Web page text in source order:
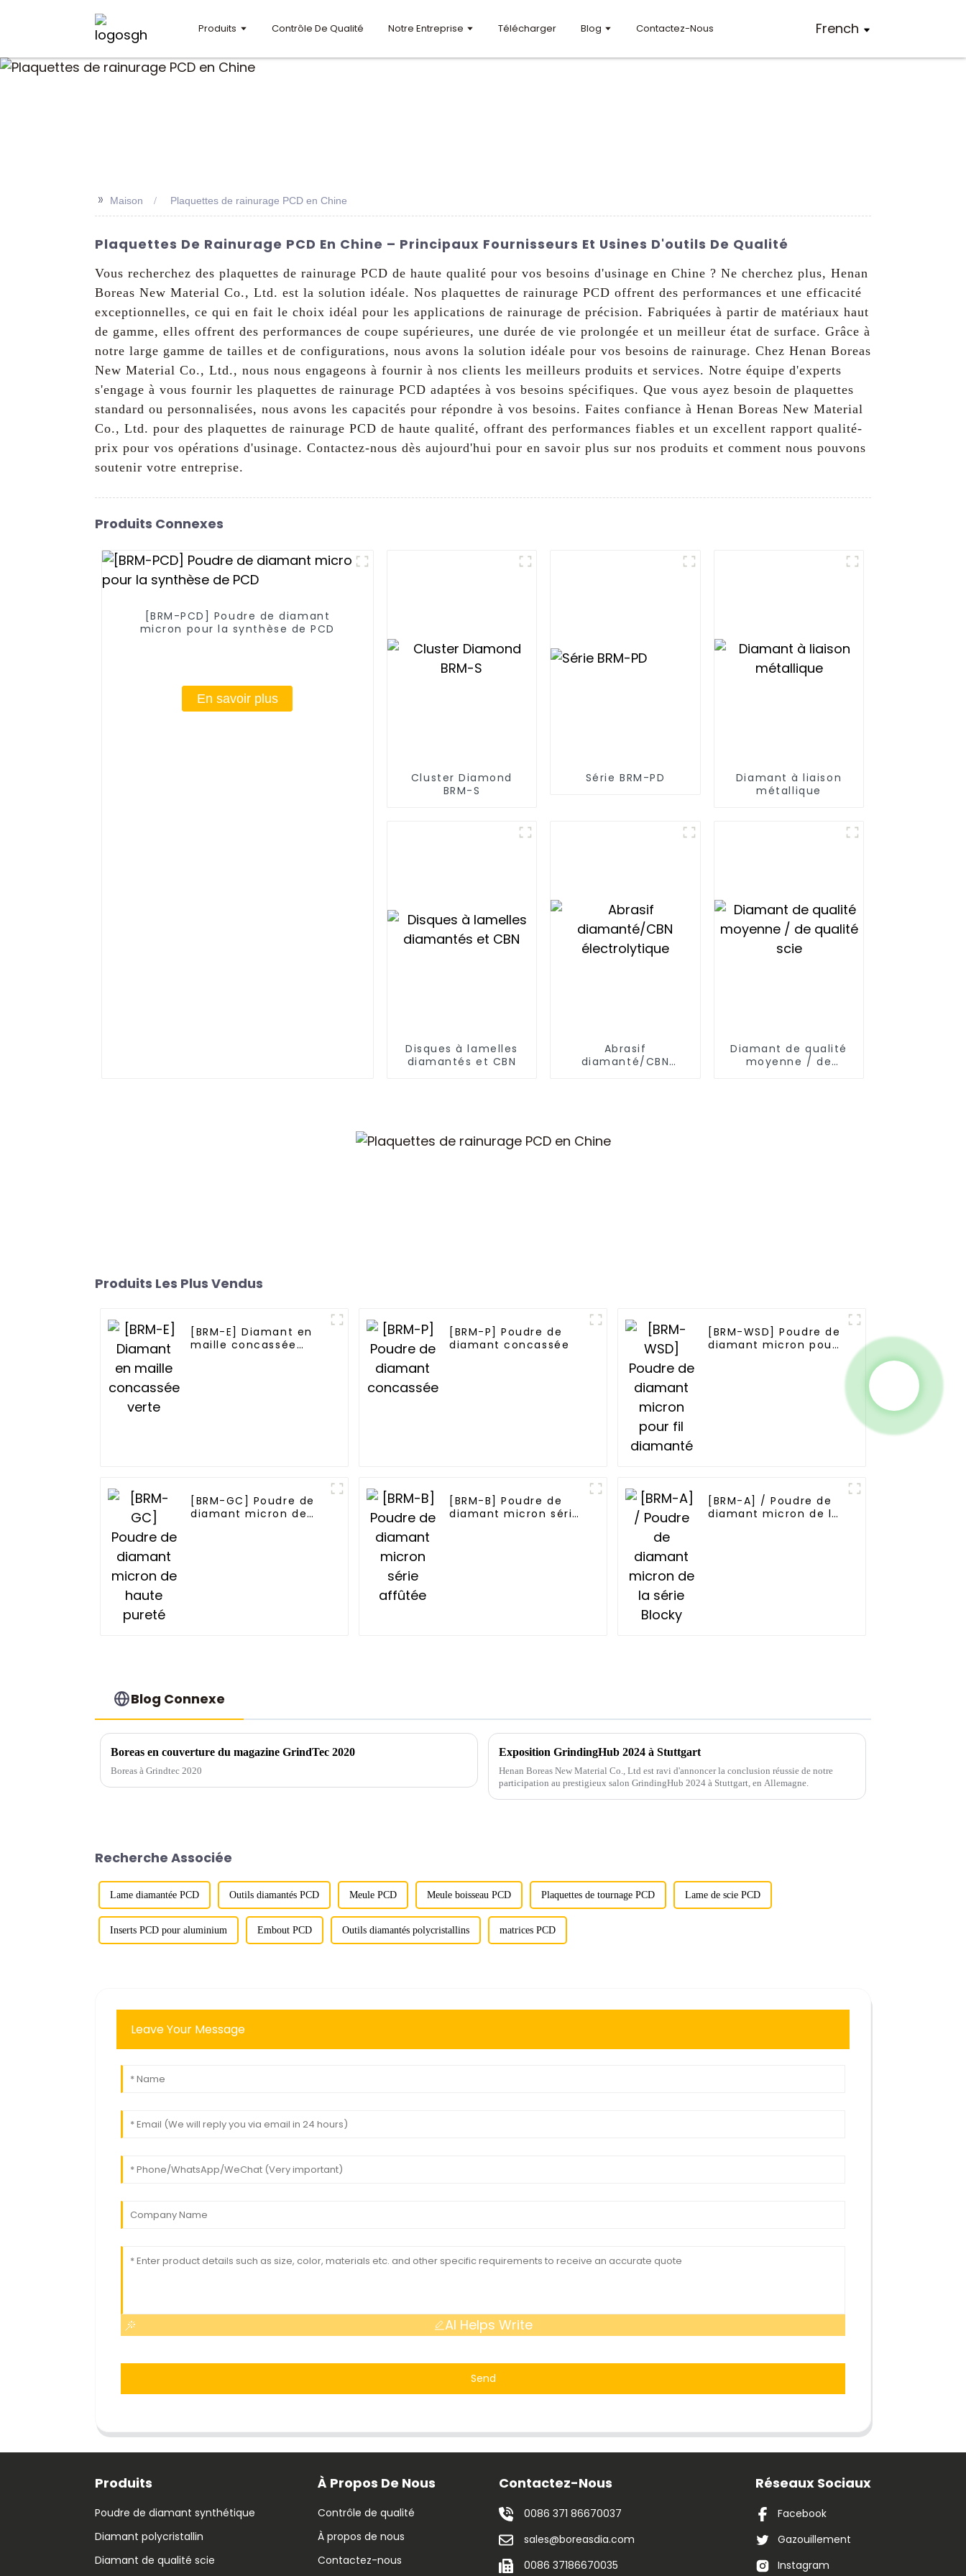
Produits Contrôle De Qualité Notre Entreprise Télécharger Blog Contactez-Nous French
>> Maison Plaquettes de rainurage PCD en Chine
Plaquettes De Rainurage PCD En Chine – Principaux Fournisseurs Et Usines D'outils De Qualité
Vous recherchez des plaquettes de rainurage PCD de haute qualité pour vos besoins d'usinage en Chine ? Ne cherchez plus, Henan
Boreas New Material Co., Ltd. est la solution idéale. Nos plaquettes de rainurage PCD offrent des performances et une efficacité
exceptionnelles, ce qui en fait le choix idéal pour les applications de rainurage de précision. Fabriquées à partir de matériaux haut
de gamme, elles offrent des performances de coupe supérieures, une durée de vie prolongée et un meilleur état de surface. Grâce à
notre large gamme de tailles et de configurations, nous avons la solution idéale pour vos besoins de rainurage. Chez Henan Boreas
New Material Co., Ltd., nous nous engageons à fournir à nos clients les meilleurs produits et services. Notre équipe d'experts
s'engage à vous fournir les plaquettes de rainurage PCD adaptées à vos besoins spécifiques. Que vous ayez besoin de plaquettes
standard ou personnalisées, nous avons les capacités pour répondre à vos besoins. Faites confiance à Henan Boreas New Material
Co., Ltd. pour des plaquettes de rainurage PCD de haute qualité, offrant des performances fiables et un excellent rapport qualité-
prix pour vos opérations d'usinage. Contactez-nous dès aujourd'hui pour en savoir plus sur nos produits et comment nous pouvons
soutenir votre entreprise.
Produits Connexes
[BRM-PCD] Poudre de diamant
micron pour la synthèse de PCD
En savoir plus
Cluster Diamond
BRM-S
Série BRM-PD
Diamant à liaison
métallique
Disques à lamelles
diamantés et CBN
Abrasif
diamanté/CBN
Diamant de qualité
moyenne / de
Produits Les Plus Vendus
[BRM-E] Diamant en
maille concassée
[BRM-P] Poudre de
diamant concassée
[BRM-WSD] Poudre de
diamant micron pour
[BRM-GC] Poudre de
diamant micron de
[BRM-B] Poudre de
diamant micron série
[BRM-A] / Poudre de
diamant micron de la
Blog Connexe
Boreas en couverture du magazine GrindTec 2020
Boreas à Grindtec 2020
Exposition GrindingHub 2024 à Stuttgart
Henan Boreas New Material Co., Ltd est ravi d'annoncer la conclusion réussie de notre
participation au prestigieux salon GrindingHub 2024 à Stuttgart, en Allemagne.
Recherche Associée
Lame diamantée PCD Outils diamantés PCD Meule PCD Meule boisseau PCD Plaquettes de tournage PCD Lame de scie PCD
Inserts PCD pour aluminium Embout PCD Outils diamantés polycristallins matrices PCD
Leave Your Message
AI Helps Write
Send
Produits
Poudre de diamant synthétique
Diamant polycristallin
Diamant de qualité scie
À Propos De Nous
Contrôle de qualité
À propos de nous
Contactez-nous
Contactez-Nous
0086 371 86670037
sales@boreasdia.com
0086 37186670035
Réseaux Sociaux
Facebook
Gazouillement
Instagram